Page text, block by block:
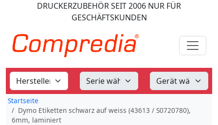
DRUCKERZUBEHÖRSEIT 2006 NUR FÜR
GESCHÄFTSKUNDEN
Startseite
Dymo Etiketten schwarz auf weiss (43613 / S0720780),
6mm, laminiert